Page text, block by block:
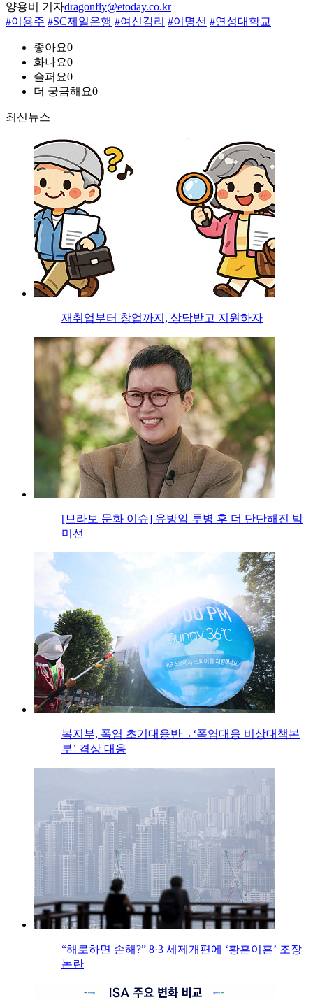
양용비 기자dragonfly@etoday.co.kr
#이용주 #SC제일은행 #여신감리 #이명선 #연성대학교
좋아요0
화나요0
슬퍼요0
더 궁금해요0
최신뉴스
재취업부터 창업까지, 상담받고 지원하자
[브라보 문화 이슈] 유방암 투병 후 더 단단해진 박
미선
복지부, 폭염 초기대응반→‘폭염대응 비상대책본
부’ 격상 대응
“해로하면 손해?” 8·3 세제개편에 ‘황혼이혼’ 조장
논란